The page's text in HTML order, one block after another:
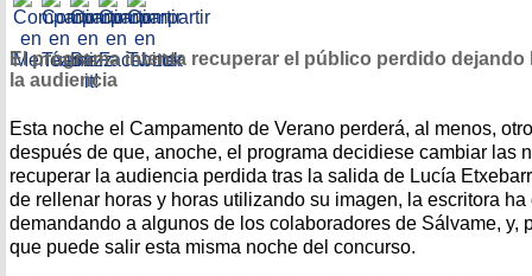
El programa intenta recuperar el público perdido
la audiencia
Esta noche el Campamento de Verano perderá, al menos,
después de que, anoche, el programa decidiese cambiar las
recuperar la audiencia perdida tras la salida de Lucía
de rellenar horas y horas utilizando su imagen, la escritora
demandando a algunos de los colaboradores de Sálvame, y,
que puede salir esta misma noche del concurso.